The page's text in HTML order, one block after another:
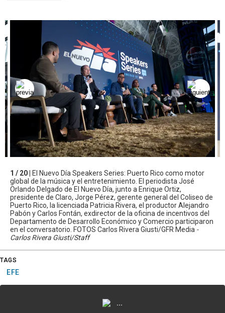
1 / 20 |
El Nuevo Día Speakers Series: Puerto Rico como motor
global de la música y el entretenimiento. El periodista José
Orlando Delgado de El Nuevo Día, junto a Enrique Ortiz,
presidente de Claro, Jorge Pérez, gerente general del Coliseo de
Puerto Rico, la licenciada Patricia Rivera, el productor Alejandro
Pabón y Carlos Fontán, exdirector de la oficina de incentivos del
Departamento de Desarrollo Económico y Comercio participaron
en el conversatorio. FOTOS Carlos Rivera Giusti/GFR Media -
Carlos Rivera Giusti/Staff
TAGS
EFE
...